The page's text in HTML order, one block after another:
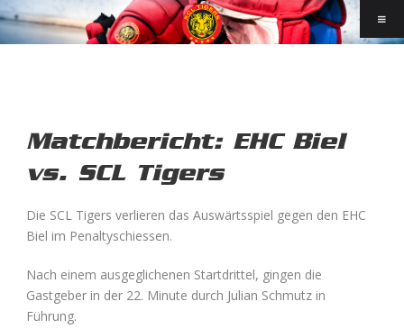
Matchbericht: EHC Biel
vs. SCL Tigers
Die SCL Tigers verlieren das Auswärtsspiel gegen den EHC
Biel im Penaltyschiessen.
Nach einem ausgeglichenen Startdrittel, gingen die
Gastgeber in der 22. Minute durch Julian Schmutz in
Führung.